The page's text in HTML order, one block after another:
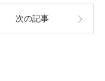
次の記事